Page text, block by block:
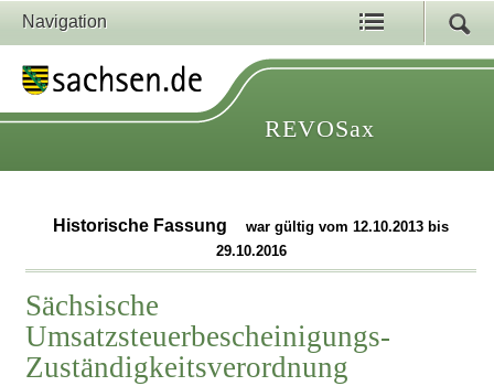
Navigation
REVOSax
Historische Fassung
war gültig vom 12.10.2013 bis
29.10.2016
Sächsische
Umsatzsteuerbescheinigungs-
Zuständigkeitsverordnung